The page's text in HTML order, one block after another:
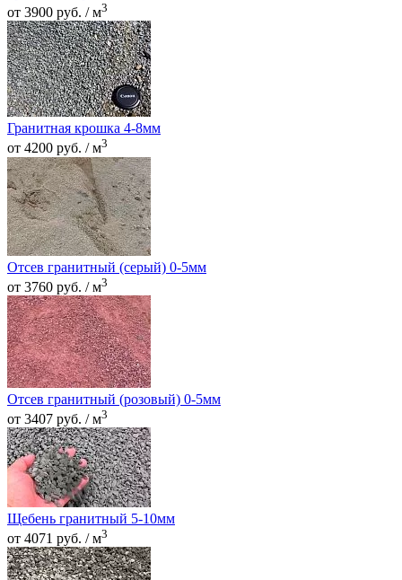
от 3900 руб. / м3
Гранитная крошка 4-8мм
от 4200 руб. / м3
Отсев гранитный (серый) 0-5мм
от 3760 руб. / м3
Отсев гранитный (розовый) 0-5мм
от 3407 руб. / м3
Щебень гранитный 5-10мм
от 4071 руб. / м3